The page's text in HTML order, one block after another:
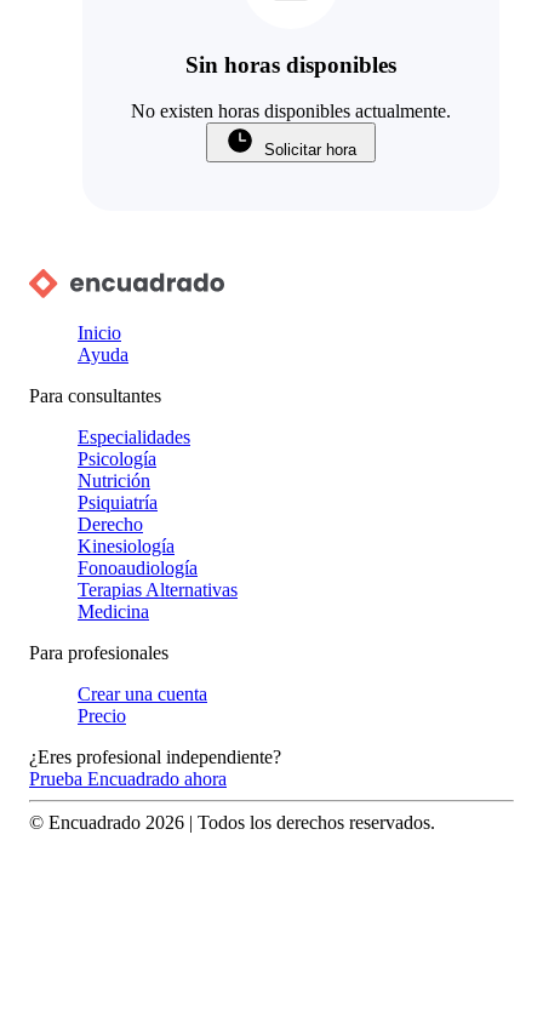
Sin horas disponibles
No existen horas disponibles actualmente.
Solicitar hora
Inicio
Ayuda
Para consultantes
Especialidades
Psicología
Nutrición
Psiquiatría
Derecho
Kinesiología
Fonoaudiología
Terapias Alternativas
Medicina
Para profesionales
Crear una cuenta
Precio
¿Eres profesional independiente?
Prueba Encuadrado ahora
© Encuadrado 2026 | Todos los derechos reservados.